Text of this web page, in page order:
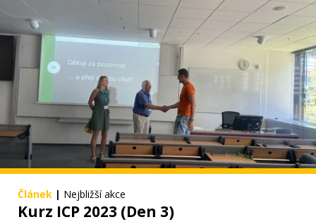
Článek | Nejbližší akce
Kurz ICP 2023 (Den 3)